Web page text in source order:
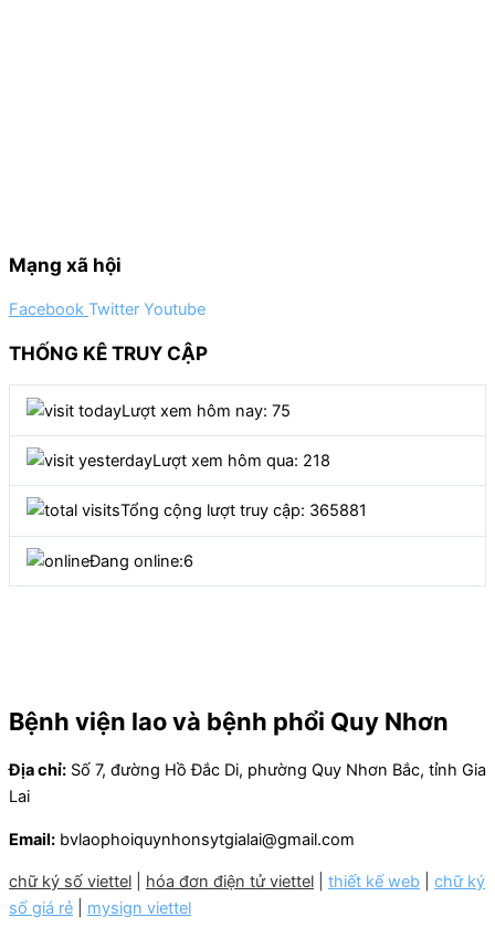
Mạng xã hội
Facebook Twitter Youtube
THỐNG KÊ TRUY CẬP
Lượt xem hôm nay: 75
Lượt xem hôm qua: 218
Tổng cộng lượt truy cập: 365881
Đang online:6
Bệnh viện lao và bệnh phổi Quy Nhơn
Địa chỉ: Số 7, đường Hồ Đắc Di, phường Quy Nhơn Bắc, tỉnh Gia
Lai
Email: bvlaophoiquynhonsytgialai@gmail.com
chữ ký số viettel hóa đơn điện tử viettel thiết kế web
chữ ký
số giá rẻ
mysign viettel